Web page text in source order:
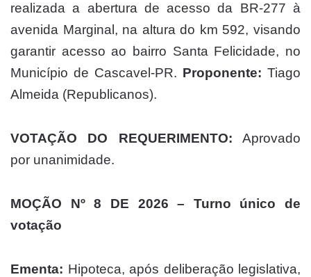
realizada a abertura de acesso da BR-277 à
avenida Marginal, na altura do km 592, visando
garantir acesso ao bairro Santa Felicidade, no
Município de Cascavel-PR. Proponente: Tiago
Almeida (Republicanos).
VOTAÇÃO DO REQUERIMENTO: Aprovado
por unanimidade.
MOÇÃO Nº 8 DE 2026 – Turno único de
votação
Ementa: Hipoteca, após deliberação legislativa,